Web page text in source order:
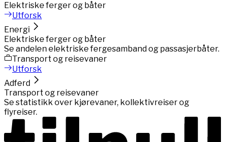
Elektriske ferger og båter
Utforsk
Energi
Elektriske ferger og båter
Se andelen elektriske fergesamband og passasjerbåter.
Transport og reisevaner
Utforsk
Adferd
Transport og reisevaner
Se statistikk over kjørevaner, kollektivreiser og
flyreiser.